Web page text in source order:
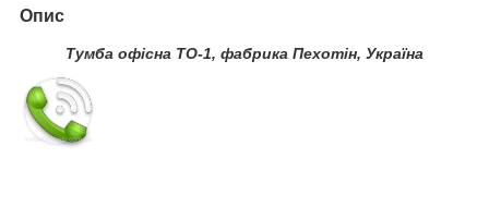
Опис
Тумба офісна ТО-1, фабрика Пехотін, Україна